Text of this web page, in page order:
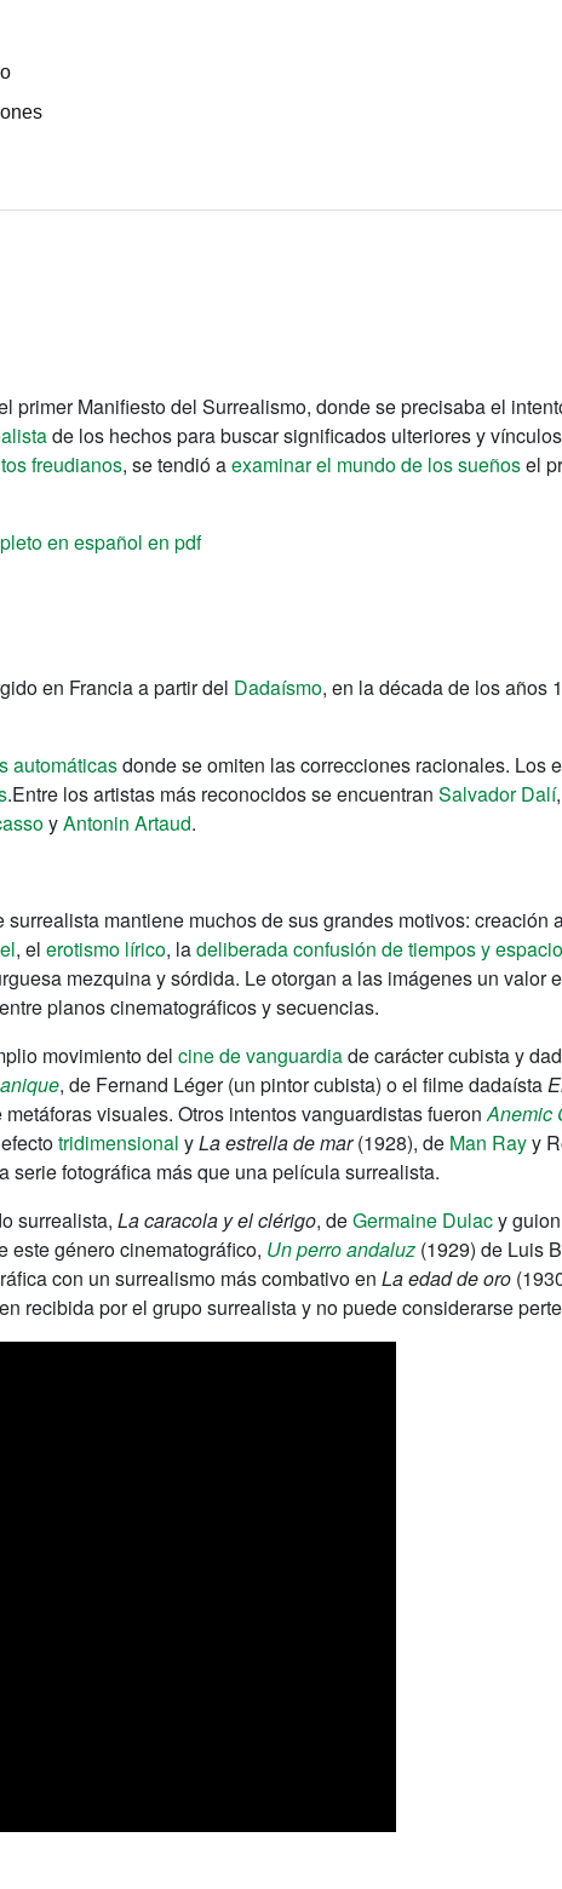
primer Manifiesto del Surrealismo, donde se precisaba el
de los hechos para buscar significados ulteriores y
freudianos, se tendió aexaminar el mundo de los sueñosel
en español en pdf
en Francia a partir del Dadaísmo, en la década de los años
automáticasdonde se omiten las correcciones racionales. Los
.Entre los artistas más reconocidos se encuentran Salvador Dalí,
yAntonin Artaud.
mantiene muchos de sus grandes motivos: creación
, el erotismo lírico, ladeliberada confusión de tiempos y
mezquina y sórdida. Le otorgan a las imágenes un valor
planos cinematográficos y secuencias.
movimiento del cine de vanguardiade carácter cubista y
, de Fernand Léger (un pintor cubista) o el filme dadaísta
visuales. Otros intentos vanguardistas fueronAnemic
tridimensional yLa estrella de mar(1928), de Man Rayy
fotográfica más que una película surrealista.
surrealista, La caracola y el clérigo, deGermaine Dulacy
este género cinematográfico, Un perro andaluz (1929) de Luis
con un surrealismo más combativo en La edad de oro
recibida por el grupo surrealista y no puede considerarse